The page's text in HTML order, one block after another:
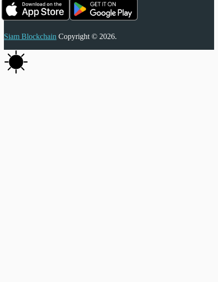
Siam Blockchain Copyright © 2026.